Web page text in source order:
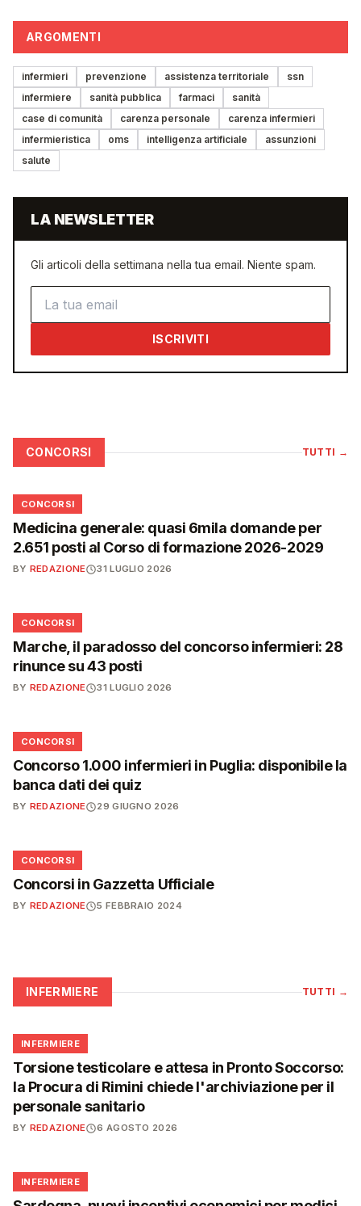
ARGOMENTI
infermieri prevenzione assistenza territoriale
ssn
infermiere
sanità pubblica farmaci
sanità
case di comunità
carenza personale
carenza infermieri
infermieristica
oms intelligenza artificiale
assunzioni
salute
LA NEWSLETTER
Gli articoli della settimana nella tua email. Niente spam.
ISCRIVITI
CONCORSI TUTTI →
📋
CONCORSI
Medicina generale: quasi 6mila domande per
2.651 posti al Corso di formazione 2026-2029
BY REDAZIONE 31 LUGLIO 2026
📋
CONCORSI
Marche, il paradosso del concorso infermieri: 28
rinunce su 43 posti
BY REDAZIONE 31 LUGLIO 2026
📋
CONCORSI
Concorso 1.000 infermieri in Puglia: disponibile la
banca dati dei quiz
BY REDAZIONE 29 GIUGNO 2026
📋
CONCORSI
Concorsi in Gazzetta Ufficiale
BY REDAZIONE 5 FEBBRAIO 2024
INFERMIERE TUTTI →
🩺
INFERMIERE
Torsione testicolare e attesa in Pronto Soccorso:
la Procura di Rimini chiede l'archiviazione per il
personale sanitario
BY REDAZIONE 6 AGOSTO 2026
🩺
INFERMIERE